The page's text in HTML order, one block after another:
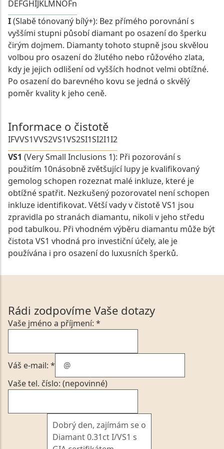
DEFGHIJKLMNOFn
I(Slabě tónovaný bílý+): Bez přímého porovnání s
vyššími stupni působí diamant po osazení do šperku
čirým dojmem. Diamanty tohoto stupně jsou skvělou
volbou pro osazení do žlutého nebo růžového zlata,
kdy je jejich odlišení od vyšších hodnot velmi obtížné.
Po osazení do barevného kovu se jedná o skvělý
poměr kvality k jeho ceně.
Informace o čistotě
IFVVS1VVS2VS1VS2SI1SI2I1I2
VS1 (Very Small Inclusions 1): Při pozorování s
použitím 10násobně zvětšující lupy je kvalifikovaný
gemolog schopen rozeznat malé inkluze, které je
obtížné spatřit. Nezkušený pozorovatel není schopen
inkluze identifikovat. Větší vady v čistotě VS1 jsou
zpravidla po stranách diamantu, nikoli v jeho středu
pod tabulkou. Při vhodném výběru diamantu může být
čistota VS1 vhodná pro investiční účely, ale je
používána i pro osazení do luxusních šperků.
Rádi zodpovíme Vaše dotazy
Vaše jméno a příjmení: *
Váš e-mail: *
Vaše tel. číslo: (nepovinné)